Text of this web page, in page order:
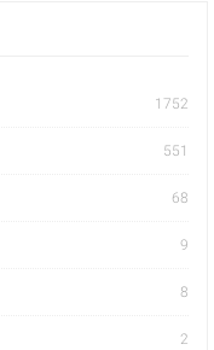
1752
551
68
9
8
2